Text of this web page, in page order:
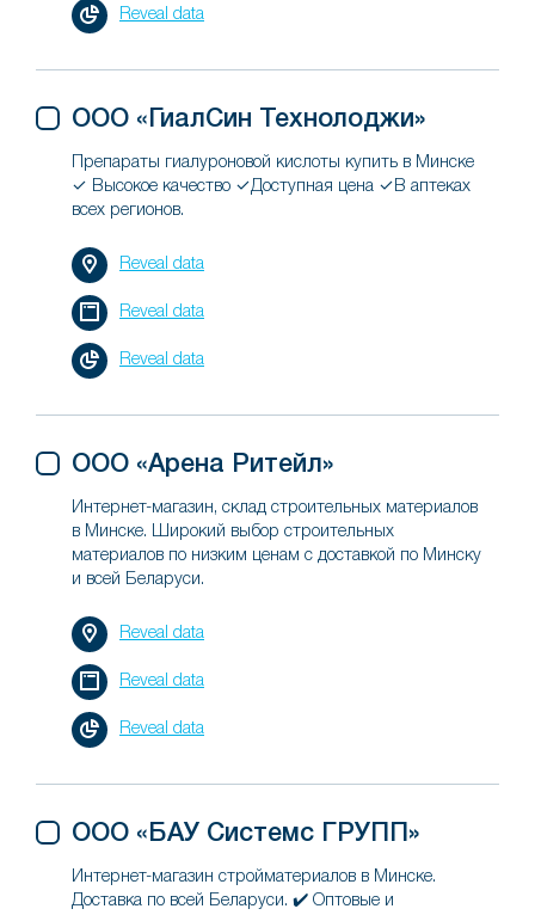
Reveal data
ООО «ГиалСин Технолоджи»
Препараты гиалуроновой кислоты купить в Минске
✓ Высокое качество ✓Доступная цена ✓В аптеках
всех регионов.
Reveal data
Reveal data
Reveal data
ООО «Арена Ритейл»
Интернет-магазин, склад строительных материалов
в Минске. Широкий выбор строительных
материалов по низким ценам с доставкой по Минску
и всей Беларуси.
Reveal data
Reveal data
Reveal data
ООО «БАУ Системс ГРУПП»
Интернет-магазин стройматериалов в Минске.
Доставка по всей Беларуси. ✔️ Оптовые и